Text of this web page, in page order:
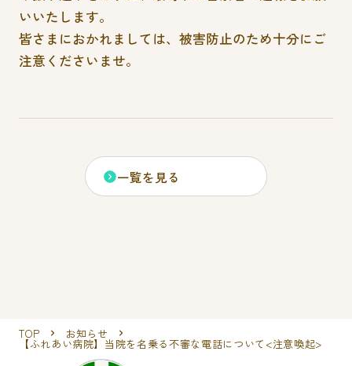
いいたします。
皆さまにおかれましては、被害防止のため十分にご
注意くださいませ。
一覧を見る
TOP お知らせ
【ふれあい病院】当院を名乗る不審な電話について<注意喚起>